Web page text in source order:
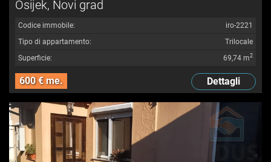
Osijek, Novi grad
Codice immobile:
iro-2221
Tipo di appartamento:
Trilocale
Superficie:
69,74 m2
600 € me. Dettagli